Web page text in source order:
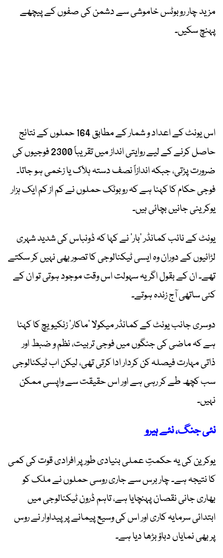
مزید چار روبوٹس خاموشی سے دشمن کی صفوں کے پیچھے
پہنچ سکیں۔
اس یونٹ کے اعداد و شمار کے مطابق 164 حملوں کے نتائج
حاصل کرنے کے لیے روایتی انداز میں تقریباً 2300 فوجیوں کی
ضرورت پڑتی، جبکہ اندازاً نصف دستہ ہلاک یا زخمی ہو جاتا۔
فوجی حکام کا کہنا ہے کہ روبوٹک حملوں نے کم از کم ایک ہزار
یوکرینی جانیں بچائی ہیں۔
یونٹ کے نائب کمانڈر ’بار‘ نے کہا کہ ڈونباس کی شدید شہری
لڑائیوں کے دوران وہ ایسی ٹیکنالوجی کا تصور بھی نہیں کر سکتے
تھے۔ ان کے بقول اگر یہ سہولت اس وقت موجود ہوتی تو ان کے
کئی ساتھی آج زندہ ہوتے۔
دوسری جانب یونٹ کے کمانڈر میکولا ’ماکار‘ زنکیویچ کا کہنا
ہے کہ ماضی کی جنگوں میں فوجی تربیت، نظم و ضبط اور
ذاتی مہارت فیصلہ کن کردار ادا کرتی تھی، لیکن اب ٹیکنالوجی
سب کچھ طے کر رہی ہے اور اس حقیقت سے واپسی ممکن
نہیں۔
نئی جنگ، نئے ہیرو
یوکرین کی یہ حکمتِ عملی بنیادی طور پر افرادی قوت کی کمی
کا نتیجہ ہے۔ چار برس سے جاری روسی حملوں نے ملک کو
بھاری جانی نقصان پہنچایا ہے، تاہم ڈرون ٹیکنالوجی میں
ابتدائی سرمایہ کاری اور اس کی وسیع پیمانے پر پیداوار نے روس
پر بھی نمایاں دباؤ بڑھا دیا ہے۔